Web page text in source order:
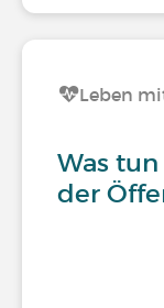
Leben
Was
der